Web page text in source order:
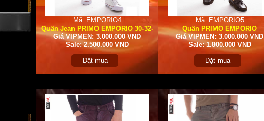
Mã: EMPORIO4
Quần Jean PRIMO EMPORIO 30-32-
33
Giá VIPMEN: 3.000.000 VND
Sale: 2.500.000 VND
Đặt mua
Mã: EMPORIO5
Quần PRIMO EMPORIO
Giá VIPMEN: 3.000.000 VND
Sale: 1.800.000 VND
Đặt mua